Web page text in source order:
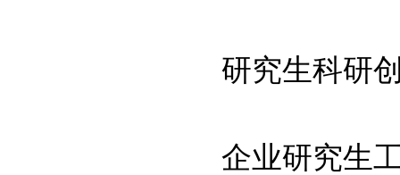
研究生科研
企业研究生